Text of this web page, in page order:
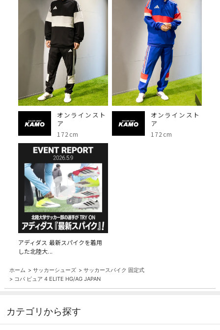
オンラインスト
ア
172cm
オンラインスト
ア
172cm
アディダス 最新スパイクを着用
した北陸大...
ホーム > サッカーシューズ > サッカースパイク 固定式
> コパ ピュア 4 ELITE HG/AG JAPAN
カテゴリから探す